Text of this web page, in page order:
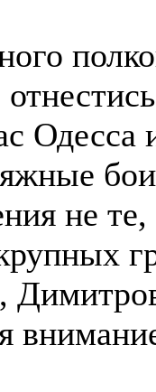
Одесса
не те,